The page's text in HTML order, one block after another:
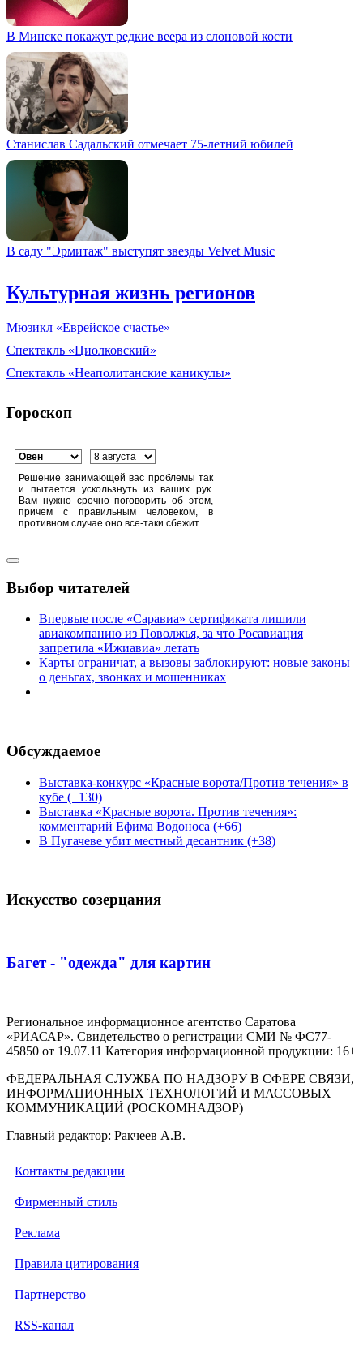
В Минске покажут редкие веера из слоновой кости
Станислав Садальский отмечает 75-летний юбилей
В саду "Эрмитаж" выступят звезды Velvet Music
Культурная жизнь регионов
Мюзикл «Еврейское счастье»
Спектакль «Циолковский»
Спектакль «Неаполитанские каникулы»
Гороскоп
Решение занимающей вас проблемы так
и пытается ускользнуть из ваших рук.
Вам нужно срочно поговорить об этом,
причем с правильным человеком, в
противном случае оно все-таки сбежит.
Выбор читателей
Впервые после «Саравиа» сертификата лишили
авиакомпанию из Поволжья, за что Росавиация
запретила «Ижиавиа» летать
Карты ограничат, а вызовы заблокируют: новые законы
о деньгах, звонках и мошенниках
Обсуждаемое
Выставка-конкурс «Красные ворота/Против течения» в
кубе (+130)
Выставка «Красные ворота. Против течения»:
комментарий Ефима Водоноса (+66)
В Пугачеве убит местный десантник (+38)
Искусство созерцания
Багет - "одежда" для картин
Региональное информационное агентство Саратова
«РИАСАР». Свидетельство о регистрации СМИ № ФС77-
45850 от 19.07.11 Категория информационной продукции: 16+
ФЕДЕРАЛЬНАЯ СЛУЖБА ПО НАДЗОРУ В СФЕРЕ СВЯЗИ,
ИНФОРМАЦИОННЫХ ТЕХНОЛОГИЙ И МАССОВЫХ
КОММУНИКАЦИЙ (РОСКОМНАДЗОР)
Главный редактор: Ракчеев А.В.
Контакты редакции
Фирменный стиль
Реклама
Правила цитирования
Партнерство
RSS-канал